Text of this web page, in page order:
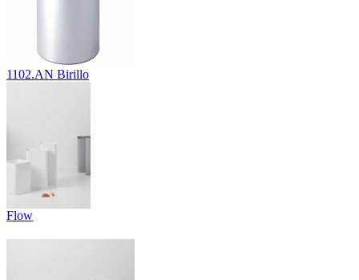
1102.AN Birillo
Flow